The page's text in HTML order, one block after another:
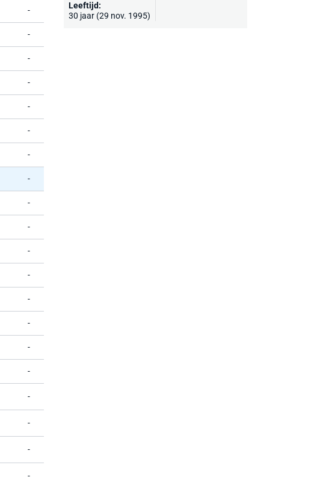
-
-
-
-
-
-
-
-
-
-
-
-
-
-
-
-
-
-
-
-
Leeftijd:
30 jaar (29 nov. 1995)